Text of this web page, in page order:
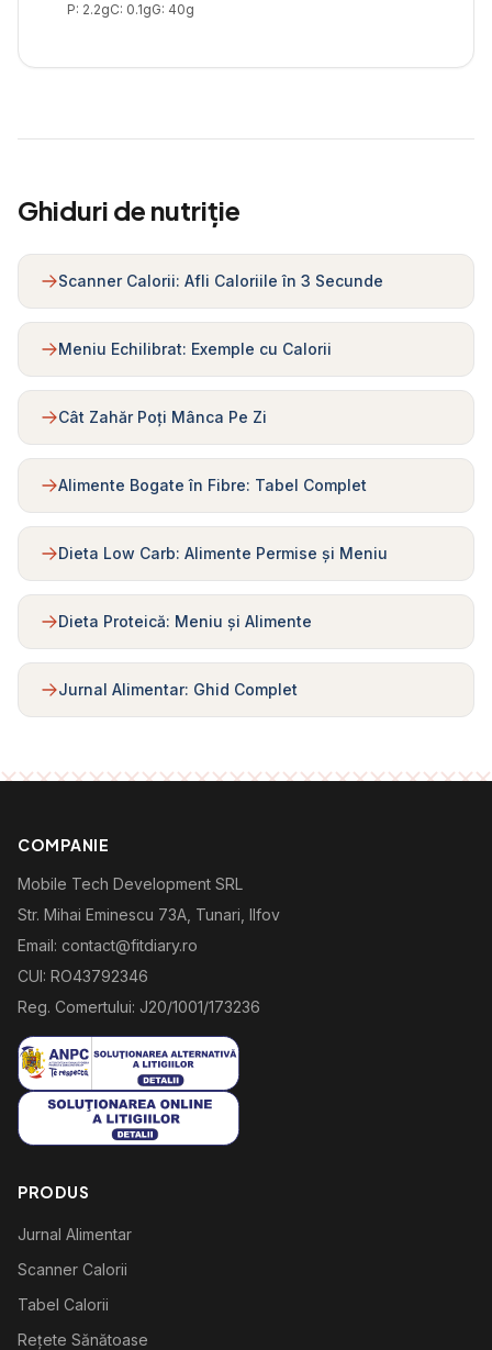
P: 2.2gC: 0.1gG: 40g
Ghiduri de nutriție
Scanner Calorii: Afli Caloriile în 3 Secunde
Meniu Echilibrat: Exemple cu Calorii
Cât Zahăr Poți Mânca Pe Zi
Alimente Bogate în Fibre: Tabel Complet
Dieta Low Carb: Alimente Permise și Meniu
Dieta Proteică: Meniu și Alimente
Jurnal Alimentar: Ghid Complet
COMPANIE
Mobile Tech Development SRL
Str. Mihai Eminescu 73A, Tunari, Ilfov
Email: contact@fitdiary.ro
CUI: RO43792346
Reg. Comertului: J20/1001/173236
PRODUS
Jurnal Alimentar
Scanner Calorii
Tabel Calorii
Rețete Sănătoase